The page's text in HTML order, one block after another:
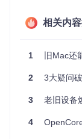
数据安全验
符合以上条件
技术解析：
核心价值：让
相关内
1 旧Mac还
2 3大疑问破
3 老旧设备焕新
4 OpenCore